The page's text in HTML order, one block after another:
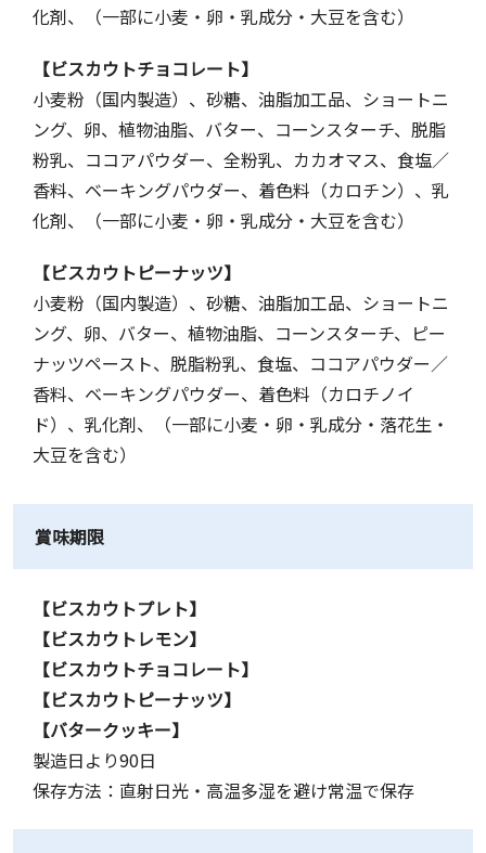
化剤、（一部に小麦・卵・乳成分・大豆を含む）
【ビスカウトチョコレート】
小麦粉（国内製造）、砂糖、油脂加工品、ショートニ
ング、卵、植物油脂、バター、コーンスターチ、脱脂
粉乳、ココアパウダー、全粉乳、カカオマス、食塩／
香料、ベーキングパウダー、着色料（カロチン）、乳
化剤、（一部に小麦・卵・乳成分・大豆を含む）
【ビスカウトピーナッツ】
小麦粉（国内製造）、砂糖、油脂加工品、ショートニ
ング、卵、バター、植物油脂、コーンスターチ、ピー
ナッツペースト、脱脂粉乳、食塩、ココアパウダー／
香料、ベーキングパウダー、着色料（カロチノイ
ド）、乳化剤、（一部に小麦・卵・乳成分・落花生・
大豆を含む）
賞味期限
【ビスカウトプレト】
【ビスカウトレモン】
【ビスカウトチョコレート】
【ビスカウトピーナッツ】
【バタークッキー】
製造日より90日
保存方法：直射日光・高温多湿を避け常温で保存